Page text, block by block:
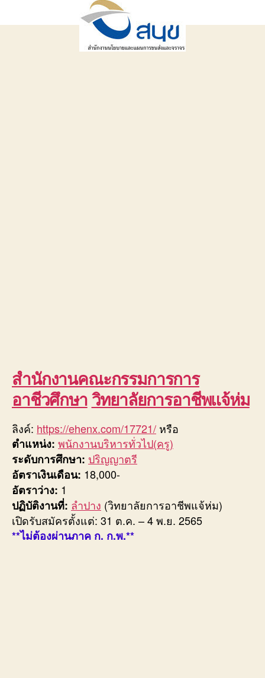
สำนักงานคณะกรรมการการ
อาชีวศึกษาวิทยาลัยการอาชีพแจ้ห่ม
ลิงค์: https://ehenx.com/17721/ หรือ
ตำแหน่ง: พนักงานบริหารทั่วไป(ครู)
ระดับการศึกษา: ปริญญาตรี
อัตราเงินเดือน: 18,000-
อัตราว่าง: 1
ปฏิบัติงานที่: ลำปาง (วิทยาลัยการอาชีพแจ้ห่ม)
เปิดรับสมัครตั้งแต่: 31 ต.ค. – 4 พ.ย. 2565
**ไม่ต้องผ่านภาค ก. ก.พ.**